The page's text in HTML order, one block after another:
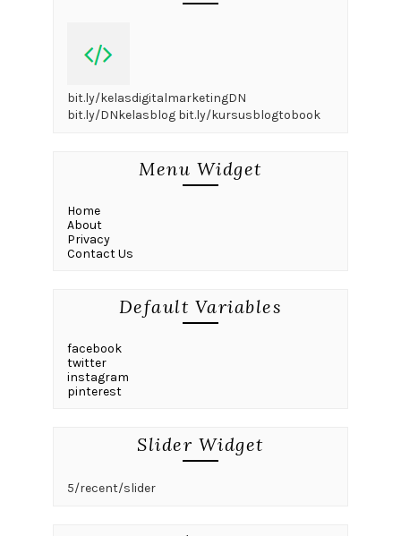
bit.ly/kelasdigitalmarketingDN
bit.ly/DNkelasblog bit.ly/kursusblogtobook
Menu Widget
Home
About
Privacy
Contact Us
Default Variables
facebook
twitter
instagram
pinterest
Slider Widget
5/recent/slider